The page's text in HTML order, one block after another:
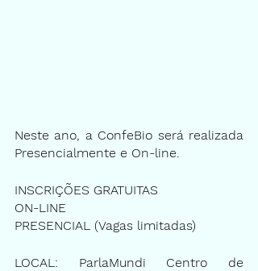
Neste ano, a ConfeBio será realizada
Presencialmente e On-line.
INSCRIÇÕES GRATUITAS
ON-LINE
PRESENCIAL (Vagas limitadas)
LOCAL: ParlaMundi Centro de